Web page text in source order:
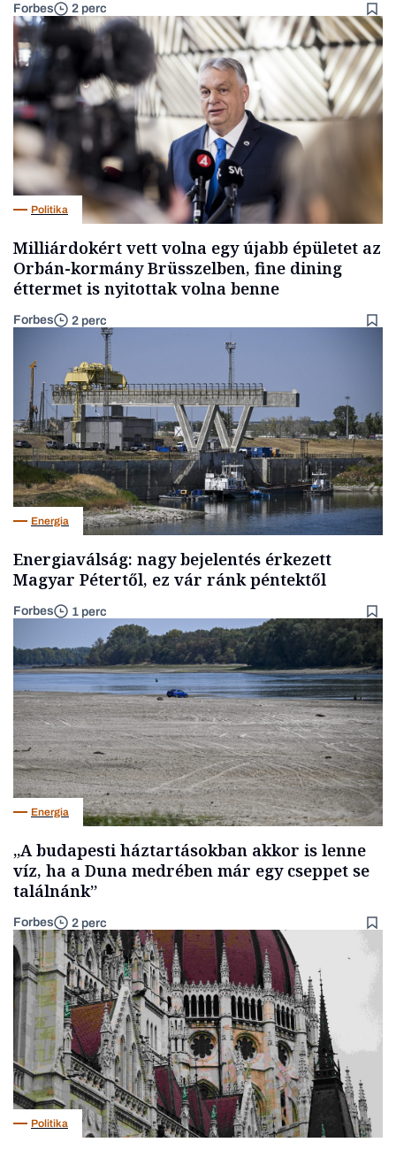
Forbes 2 perc
Politika
Milliárdokért vett volna egy újabb épületet az
Orbán-kormány Brüsszelben, fine dining
éttermet is nyitottak volna benne
Forbes 2 perc
Energia
Energiaválság: nagy bejelentés érkezett
Magyar Pétertől, ez vár ránk péntektől
Forbes 1 perc
Energia
„A budapesti háztartásokban akkor is lenne
víz, ha a Duna medrében már egy cseppet se
találnánk”
Forbes 2 perc
Politika